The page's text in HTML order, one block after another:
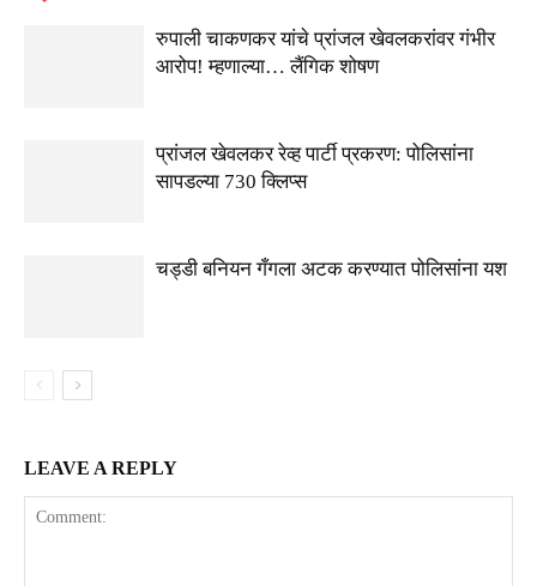
रुपाली चाकणकर यांचे प्रांजल खेवलकरांवर गंभीर
आरोप! म्हणाल्या… लैंगिक शोषण
प्रांजल खेवलकर रेव्ह पार्टी प्रकरण: पोलिसांना
सापडल्या 730 क्लिप्स
चड्डी बनियन गँगला अटक करण्यात पोलिसांना यश
LEAVE A REPLY